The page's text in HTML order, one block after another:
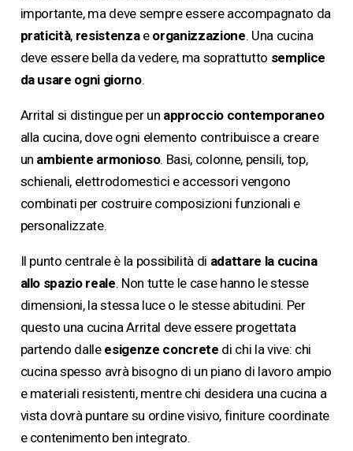
importante, ma deve sempre essere accompagnato da
praticità, resistenzae organizzazione. Una cucina
deve essere bella da vedere, ma soprattutto semplice
da usare ogni giorno.
Arrital si distingue per un approccio contemporaneo
alla cucina, dove ogni elemento contribuisce a creare
un ambiente armonioso. Basi, colonne, pensili, top,
schienali, elettrodomestici e accessori vengono
combinati per costruire composizioni funzionali e
personalizzate.
Il punto centrale è la possibilità di adattare la cucina
allo spazio reale. Non tutte le case hanno le stesse
dimensioni, la stessa luce o le stesse abitudini. Per
questo una cucina Arrital deve essere progettata
partendo dalle esigenze concrete di chi la vive: chi
cucina spesso avrà bisogno di un piano di lavoro ampio
e materiali resistenti, mentre chi desidera una cucina a
vista dovrà puntare su ordine visivo, finiture coordinate
e contenimento ben integrato.